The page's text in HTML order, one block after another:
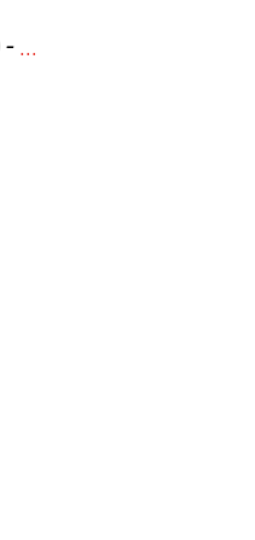
Luna Oro (Jasmin-Néroli-Rose) - Bougie parfumée en céramique - 24 cm